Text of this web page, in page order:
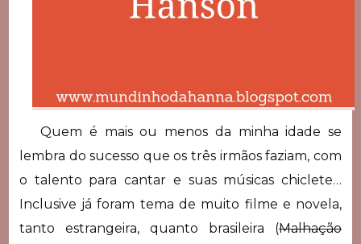
Quem é mais ou menos da minha idade se
lembra do sucesso que os três irmãos faziam, com
o talento para cantar e suas músicas chiclete…
Inclusive já foram tema de muito filme e novela,
tanto estrangeira, quanto brasileira (Malhação